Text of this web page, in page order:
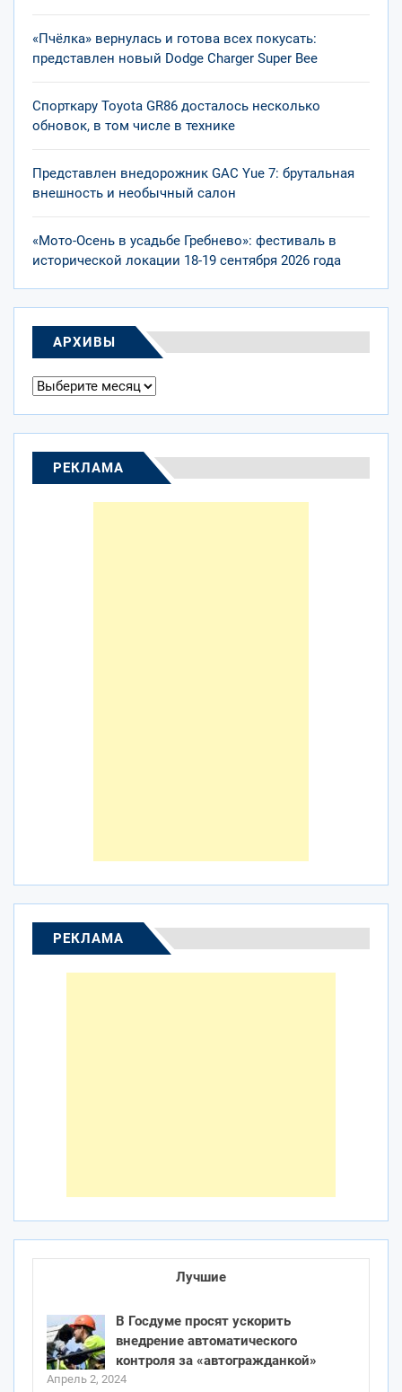
«Пчёлка» вернулась и готова всех покусать:
представлен новый Dodge Charger Super Bee
Спорткару Toyota GR86 досталось несколько
обновок, в том числе в технике
Представлен внедорожник GAC Yue 7: брутальная
внешность и необычный салон
«Мото-Осень в усадьбе Гребнево»: фестиваль в
исторической локации 18-19 сентября 2026 года
АРХИВЫ
Архивы
РЕКЛАМА
РЕКЛАМА
Лучшие
В Госдуме просят ускорить
внедрение автоматического
контроля за «автогражданкой»
Апрель 2, 2024